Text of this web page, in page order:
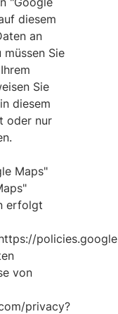
diesem
an
Sie
Sie
diesem
oder nur
Maps"
erfolgt
von
privacy?